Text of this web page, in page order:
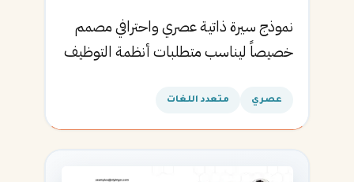
نموذج سيرة ذاتية عصري واحترافي مصمم
خصيصاً ليناسب متطلبات أنظمة التوظيف
القادمة.
عصري متعدد اللغات